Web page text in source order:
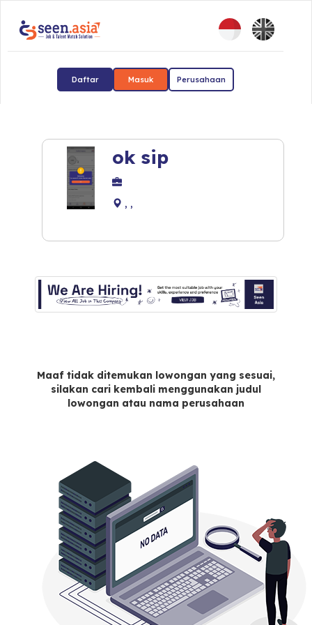
Daftar Masuk Perusahaan
ok sip
, ,
Maaf tidak ditemukan lowongan yang sesuai,
silakan cari kembali menggunakan judul
lowongan atau nama perusahaan